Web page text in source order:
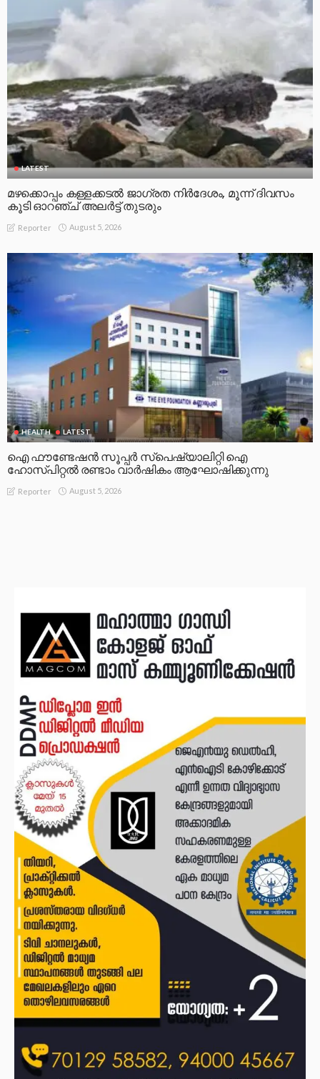
LATEST
മഴക്കൊപ്പം കള്ളക്കടൽ ജാഗ്രത നിർദേശം, മൂന്ന് ദിവസം
കൂടി ഓറഞ്ച് അലർട്ട് തുടരും
Reporter August 5, 2026
HEALTH LATEST
ഐ ഫൗണ്ടേഷൻ സൂപ്പർ സ്പെഷ്യാലിറ്റി ഐ
ഹോസ്പിറ്റൽ രണ്ടാം വാർഷികം ആഘോഷിക്കുന്നു
Reporter August 5, 2026